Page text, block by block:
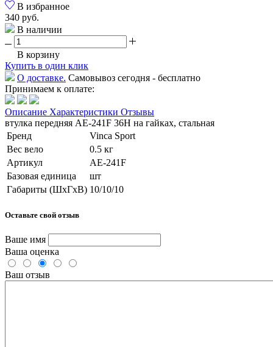
В избранное
340 руб.
В наличии
В корзину
Купить в один клик
О доставке. Самовывоз сегодня - бесплатно
Принимаем к оплате:
Описание Характеристики Отзывы
втулка передняя AE-241F 36H на гайках, стальная
Бренд
Vinca Sport
Вес вело
0.5 кг
Артикул
AE-241F
Базовая единица
шт
Габариты (ШхГхВ) 10/10/10
Оставьте свой отзыв
Ваше имя
Ваша оценка
Ваш отзыв